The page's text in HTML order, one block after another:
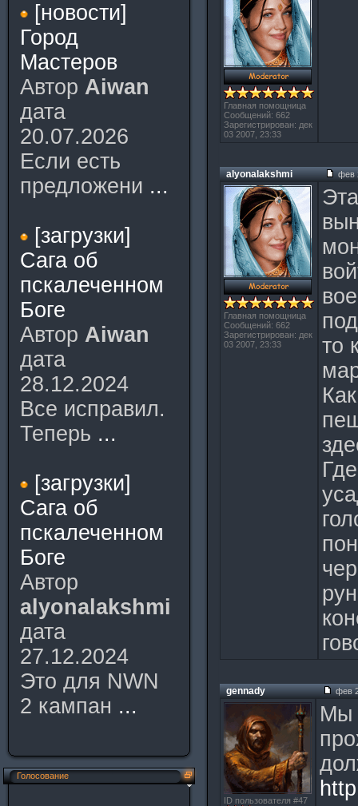
[новости]
Город
Мастеров
Автор Aiwan
дата
20.07.2026
Если есть
предложени ...
[загрузки]
Сага об
пскалеченном
Боге
Автор Aiwan
дата
28.12.2024
Все исправил.
Теперь ...
[загрузки]
Сага об
пскалеченном
Боге
Автор
alyonalakshmi
дата
27.12.2024
Это для NWN
2 кампан ...
Голосование
Главная помощница
Сообщений: 662
Зарегистрирован: дек
03 2007, 23:33
alyonalakshmi фев
Главная помощница
Сообщений: 662
Зарегистрирован: дек
03 2007, 23:33
то
gennady фев
ID пользователя #47
Мы